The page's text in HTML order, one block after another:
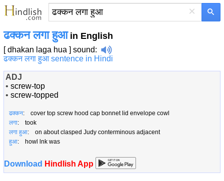
×
ढक्कन लगा हुआin English
[ dhakan laga hua ] sound:
ढक्कन लगा हुआ sentence in Hindi
ADJ
• screw-top
• screw-topped
ढक्कन: cover top screw hood cap bonnet lid envelope cowl
लगा: took
लगा हुआ: on about clasped Judy conterminous adjacent
हुआ: howl lnk was
Download Hindlish App